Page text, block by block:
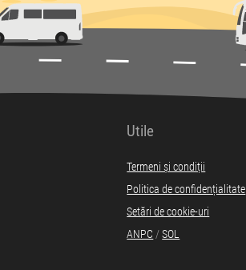
Utile
Termeni și condiții
Politica de confidențialitate
Setări de cookie-uri
ANPC /SOL